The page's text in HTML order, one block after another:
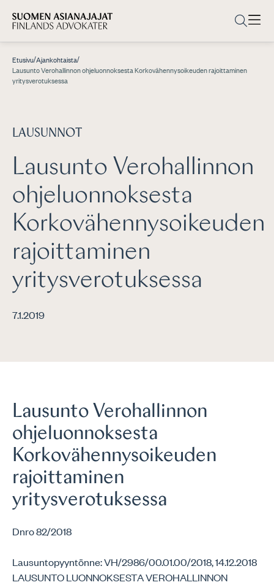
Etusivu/Ajankohtaista/
Lausunto Verohallinnon ohjeluonnoksesta Korkovähennysoikeuden rajoittaminen
yritysverotuksessa
LAUSUNNOT
Lausunto Verohallinnon
ohjeluonnoksesta
Korkovähennysoikeuden
rajoittaminen
yritysverotuksessa
7.1.2019
Lausunto Verohallinnon
ohjeluonnoksesta
Korkovähennysoikeuden
rajoittaminen
yritysverotuksessa
Dnro 82/2018
Lausuntopyyntönne: VH/2986/00.01.00/2018, 14.12.2018
LAUSUNTO LUONNOKSESTA VEROHALLINNON